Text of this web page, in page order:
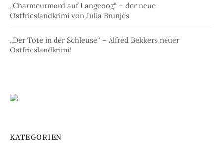
„Charmeurmord auf Langeoog“ – der neue
Ostfrieslandkrimi von Julia Brunjes
„Der Tote in der Schleuse“ – Alfred Bekkers neuer
Ostfrieslandkrimi!
KATEGORIEN